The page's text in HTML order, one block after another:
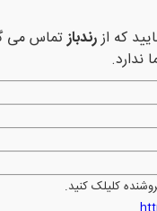
که ازرندبازتماس می
ندارد.
کلیلک کنید.